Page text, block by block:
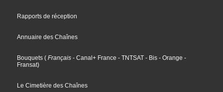
Rapports de réception
Annuaire des Chaînes
Bouquets ( Français - Canal+ France - TNTSAT - Bis - Orange -
Fransat)
Le Cimetière des Chaînes